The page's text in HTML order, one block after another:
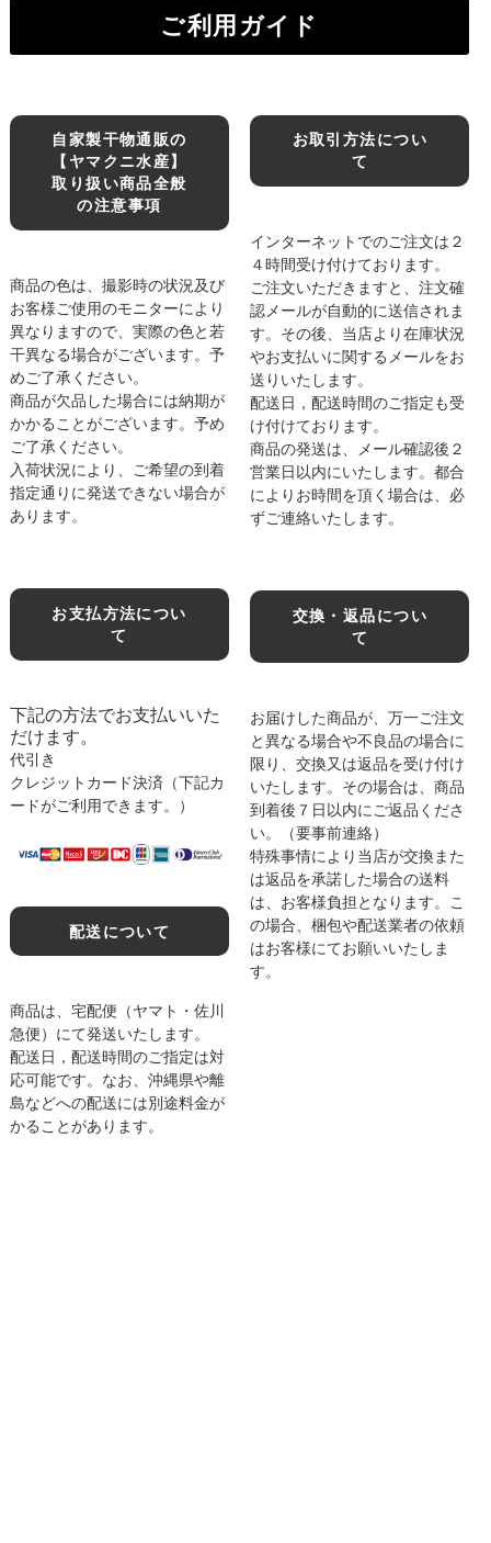
ご利用ガイド
自家製干物通販の
【ヤマクニ水産】
取り扱い商品全般
の注意事項
商品の色は、撮影時の状況及び
お客様ご使用のモニターにより
異なりますので、実際の色と若
干異なる場合がございます。予
めご了承ください。
商品が欠品した場合には納期が
かかることがございます。予め
ご了承ください。
入荷状況により、ご希望の到着
指定通りに発送できない場合が
あります。
お支払方法につい
て
下記の方法でお支払いいた
だけます。
代引き
クレジットカード決済（下記カ
ードがご利用できます。）
配送について
商品は、宅配便（ヤマト・佐川
急便）にて発送いたします。
配送日，配送時間のご指定は対
応可能です。なお、沖縄県や離
島などへの配送には別途料金が
かることがあります。
お取引方法につい
て
インターネットでのご注文は２
４時間受け付けております。
ご注文いただきますと、注文確
認メールが自動的に送信されま
す。その後、当店より在庫状況
やお支払いに関するメールをお
送りいたします。
配送日，配送時間のご指定も受
け付けております。
商品の発送は、メール確認後２
営業日以内にいたします。都合
によりお時間を頂く場合は、必
ずご連絡いたします。
交換・返品につい
て
お届けした商品が、万一ご注文
と異なる場合や不良品の場合に
限り、交換又は返品を受け付け
いたします。その場合は、商品
到着後７日以内にご返品くださ
い。（要事前連絡）
特殊事情により当店が交換また
は返品を承諾した場合の送料
は、お客様負担となります。こ
の場合、梱包や配送業者の依頼
はお客様にてお願いいたしま
す。